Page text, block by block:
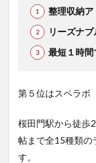
整理収納
リーズナ
最短１時
第５位はスペラボ
桜田門駅から徒歩
帖まで全15種類の
す。